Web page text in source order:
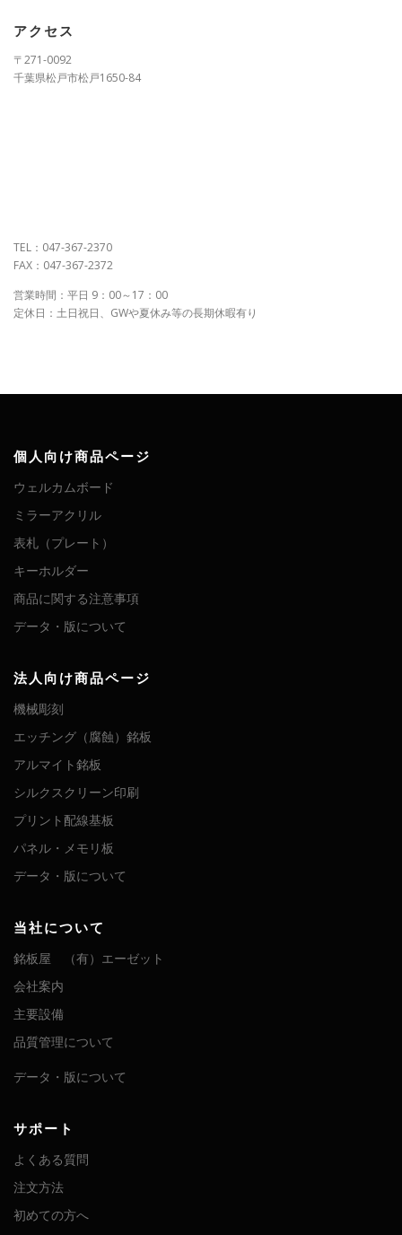
アクセス
〒271-0092
千葉県松戸市松戸1650-84
TEL：047-367-2370
FAX：047-367-2372
営業時間：平日 9：00～17：00
定休日：土日祝日、GWや夏休み等の長期休暇有り
個人向け商品ページ
ウェルカムボード
ミラーアクリル
表札（プレート）
キーホルダー
商品に関する注意事項
データ・版について
法人向け商品ページ
機械彫刻
エッチング（腐蝕）銘板
アルマイト銘板
シルクスクリーン印刷
プリント配線基板
パネル・メモリ板
データ・版について
当社について
銘板屋 （有）エーゼット
会社案内
主要設備
品質管理について
データ・版について
サポート
よくある質問
注文方法
初めての方へ